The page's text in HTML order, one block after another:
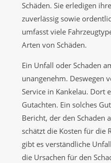
Schäden. Sie erledigen
zuverlässig sowie
umfasst viele
Arten von Schäden.
Ein Unfall oder Schaden
unangenehm. Deswegen
Service in Kankelau. Dort
Gutachten. Ein solches
Bericht, der den Schaden
schätzt die Kosten für die
gibt es verständliche
die Ursachen für den